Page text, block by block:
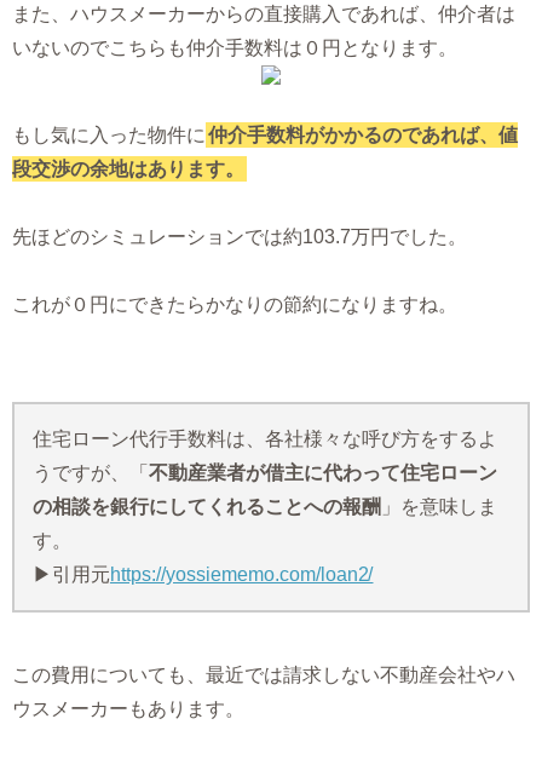
また、ハウスメーカーからの直接購入であれば、仲介者は
いないのでこちらも仲介手数料は０円となります。
もし気に入った物件に 仲介手数料がかかるのであれば、値
段交渉の余地はあります。
先ほどのシミュレーションでは約103.7万円でした。
これが０円にできたらかなりの節約になりますね。
住宅ローン代行手数料は、各社様々な呼び方をするよ
うですが、「 不動産業者が借主に代わって住宅ローン
の相談を銀行にしてくれることへの報酬 」を意味しま
す。
▶引用元https://yossiememo.com/loan2/
この費用についても、最近では請求しない不動産会社やハ
ウスメーカーもあります。